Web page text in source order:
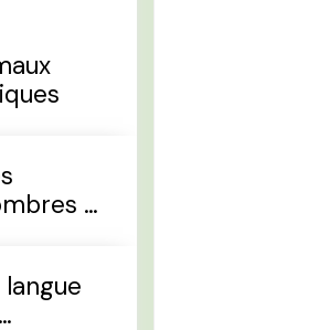
et
langue